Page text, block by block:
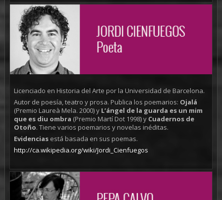
Licenciado en Historia del Arte por la Universidad de Barcelona.
Autor de poesía, teatro y prosa. Publica los poemarios: Ojalá
(Premio Laureà Mela. 2000) y L’ángel de la guarda es un mim
que es diu ombra (Premio Martí Dot 1998) y Cuadernos de
Otoño. Tiene varios poemarios y novelas inéditas.
Evidenciasestá basada en sus poemas.
http://ca.wikipedia.org/wiki/Jordi_Cienfuegos